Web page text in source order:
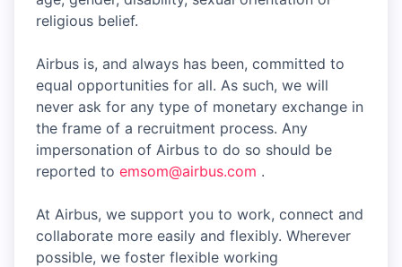
religious belief.
Airbus is, and always has been, committed to
equal opportunities for all. As such, we will
never ask for any type of monetary exchange in
the frame of a recruitment process. Any
impersonation of Airbus to do so should be
reported to emsom@airbus.com .
At Airbus, we support you to work, connect and
collaborate more easily and flexibly. Wherever
possible, we foster flexible working